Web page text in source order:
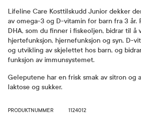
Lifeline Care Kosttilskudd Junior dekker
av omega-3 og D-vitamin for barn fra 3 år.
DHA, som du finner i fiskeoljen, bidrar til å
hjertefunksjon, hjernefunksjon og syn. D-
og utvikling av skjelettet hos barn, og
funksjon av immunsystemet.
Geleputene har en frisk smak av sitron og
laktose og sukker.
PRODUKTNUMMER
1124012